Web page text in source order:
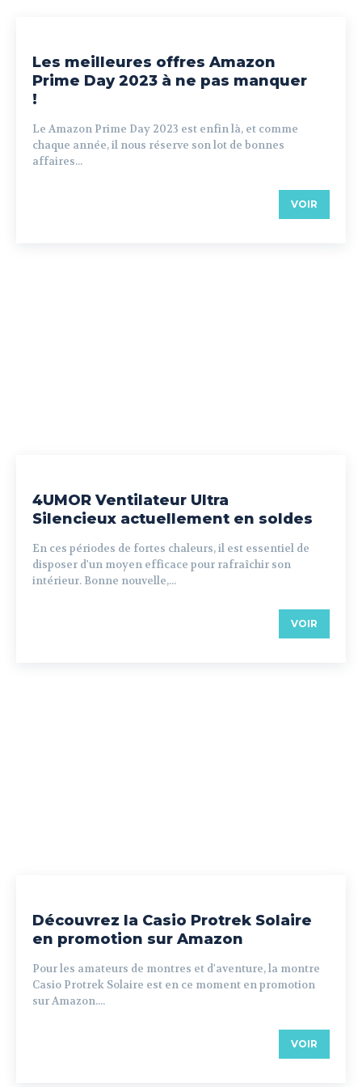
Les meilleures offres Amazon
Prime Day 2023 à ne pas manquer
!
Le Amazon Prime Day 2023 est enfin là, et comme
chaque année, il nous réserve son lot de bonnes
affaires...
VOIR
4UMOR Ventilateur Ultra
Silencieux actuellement en soldes
En ces périodes de fortes chaleurs, il est essentiel de
disposer d'un moyen efficace pour rafraîchir son
intérieur. Bonne nouvelle,...
VOIR
Découvrez la Casio Protrek Solaire
en promotion sur Amazon
Pour les amateurs de montres et d'aventure, la montre
Casio Protrek Solaire est en ce moment en promotion
sur Amazon....
VOIR